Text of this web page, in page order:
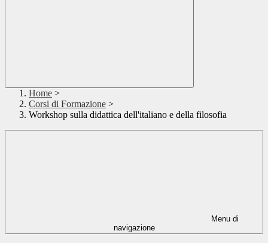
Home >
Corsi di Formazione >
Workshop sulla didattica dell'italiano e della filosofia
Menu di
navigazione